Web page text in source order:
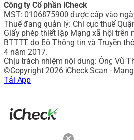
Công ty Cổ phần iCheck
MST: 0106875900 được cấp vào
Thuế đang quản lý: Chi cục thuế
Giấy phép thiết lập Mạng xã hội trên
BTTTT do Bô Thông tin và Truyền
4 năm 2017.
Chịu trách nhiệm nội dung: Ông Vũ
©Copyright 2026 iCheck Scan -
Tải App